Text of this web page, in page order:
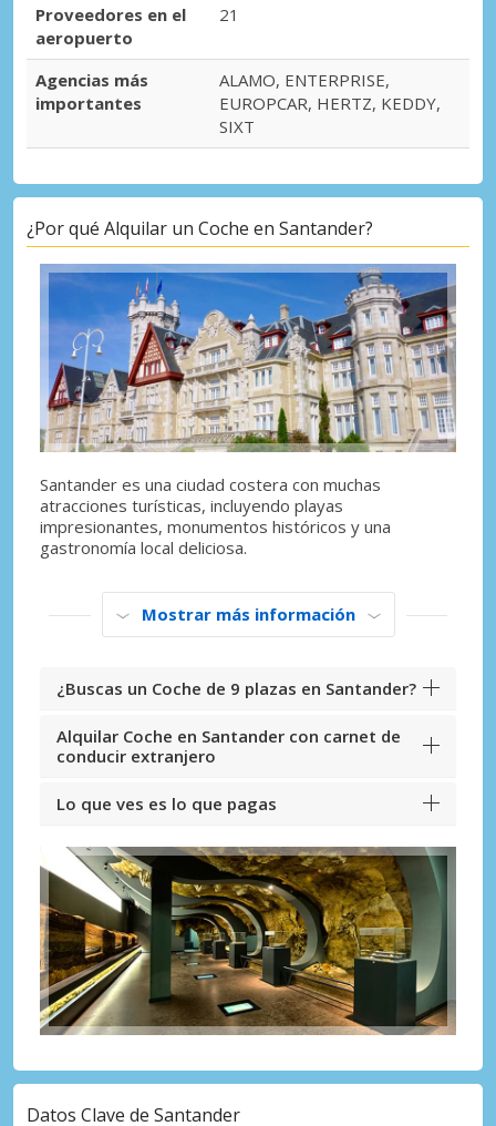
Proveedores en el
aeropuerto
21
Agencias más
importantes
ALAMO, ENTERPRISE,
EUROPCAR, HERTZ, KEDDY,
SIXT
¿Por qué Alquilar un Coche en Santander?
Santander es una ciudad costera con muchas
atracciones turísticas, incluyendo playas
impresionantes, monumentos históricos y una
gastronomía local deliciosa.
Mostrar más información
¿Buscas un Coche de 9 plazas en Santander?
Alquilar Coche en Santander con carnet de
conducir extranjero
Lo que ves es lo que pagas
Datos Clave de Santander